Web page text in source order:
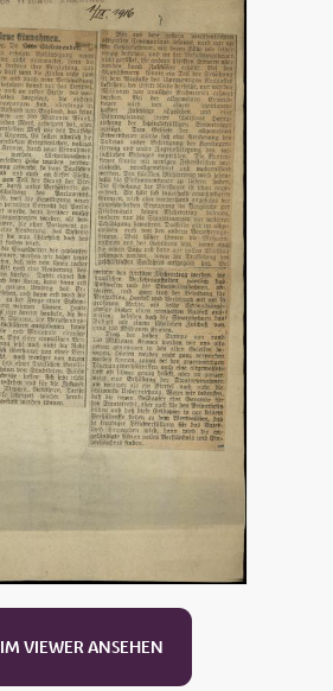
IM VIEWER ANSEHEN